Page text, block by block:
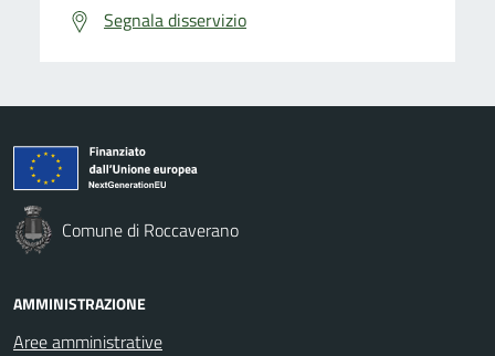
Segnala disservizio
Comune di Roccaverano
AMMINISTRAZIONE
Aree amministrative